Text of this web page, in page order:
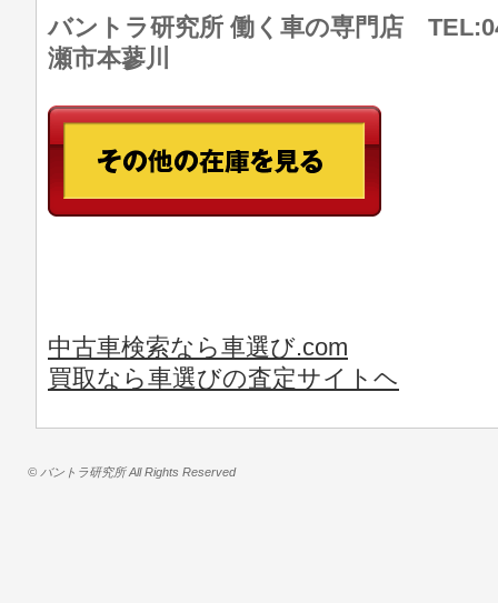
バントラ研究所 働く車の専門店
瀬市本蓼川
中古車検索なら車選び.com
買取なら車選びの査定サイトヘ
© バントラ研究所 All Rights Reserved